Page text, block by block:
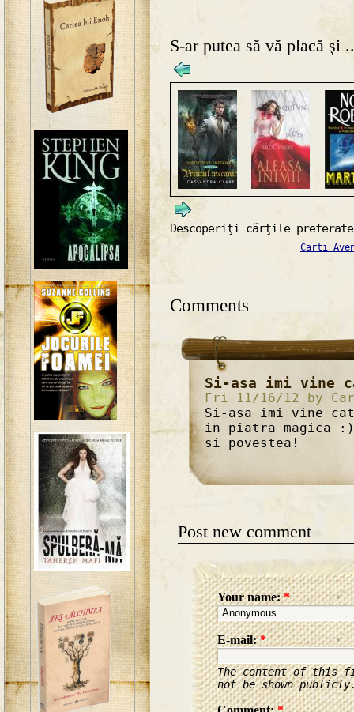
S-ar putea să vă placă şi
Descoperiţi cărţile
Carti
Comments
Si-asa imi vine
Fri 11/16/12 by
Si-asa imi vine
in piatra magica :)
si povestea!
Post new comment
Your name:*
E-mail:*
The content of this
not be shown